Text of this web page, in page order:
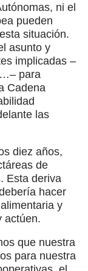
ni el
pueden
situación.
asunto y
implicadas –
para
Cadena
las
diez años,
de
Esta deriva
hacer
y
actúen.
que nuestra
para nuestra